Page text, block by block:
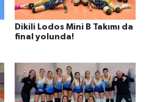
Dikili Lodos Mini B Takımı da
final yolunda!